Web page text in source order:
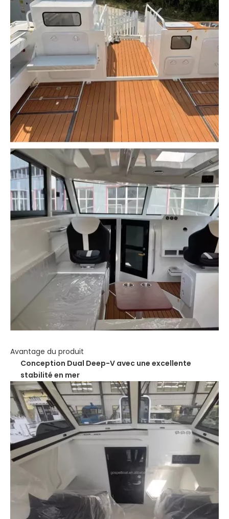
Avantage du produit
Conception Dual Deep-V avec une excellente
stabilité en mer